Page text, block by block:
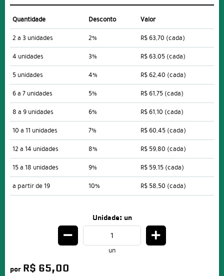
Quantidade Desconto
Valor
2 a 3 unidades
2% R$ 63,70 (cada)
4 unidades
3% R$ 63,05 (cada)
5 unidades
4% R$ 62,40 (cada)
6 a 7 unidades
5% R$ 61,75 (cada)
8 a 9 unidades
6% R$ 61,10 (cada)
10 a 11 unidades
7% R$ 60,45 (cada)
12 a 14 unidades
8% R$ 59,80 (cada)
15 a 18 unidades
9% R$ 59,15 (cada)
a partir de 19
10% R$ 58,50 (cada)
Unidade: un
un
por R$ 65,00